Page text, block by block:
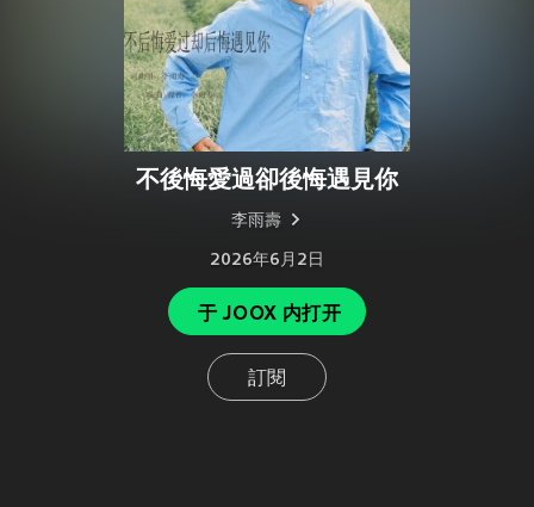
不後悔愛過卻後悔遇見你
李雨壽
2026年6月2日
于 JOOX 内打开
訂閱